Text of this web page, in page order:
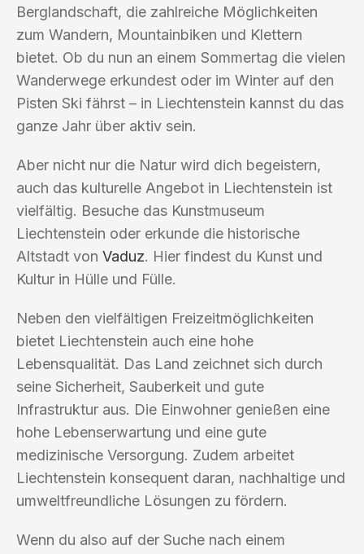
Berglandschaft, die zahlreiche Möglichkeiten
zum Wandern, Mountainbiken und Klettern
bietet. Ob du nun an einem Sommertag die vielen
Wanderwege erkundest oder im Winter auf den
Pisten Ski fährst – in Liechtenstein kannst du das
ganze Jahr über aktiv sein.
Aber nicht nur die Natur wird dich begeistern,
auch das kulturelle Angebot in Liechtenstein ist
vielfältig. Besuche das Kunstmuseum
Liechtenstein oder erkunde die historische
Altstadt von Vaduz. Hier findest du Kunst und
Kultur in Hülle und Fülle.
Neben den vielfältigen Freizeitmöglichkeiten
bietet Liechtenstein auch eine hohe
Lebensqualität. Das Land zeichnet sich durch
seine Sicherheit, Sauberkeit und gute
Infrastruktur aus. Die Einwohner genießen eine
hohe Lebenserwartung und eine gute
medizinische Versorgung. Zudem arbeitet
Liechtenstein konsequent daran, nachhaltige und
umweltfreundliche Lösungen zu fördern.
Wenn du also auf der Suche nach einem